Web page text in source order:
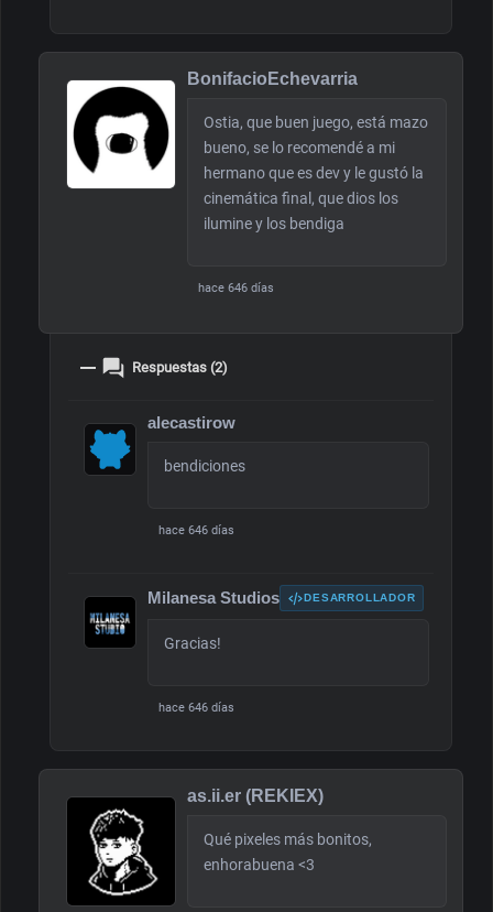
BonifacioEchevarria
Ostia, que buen juego, está mazo
bueno, se lo recomendé a mi
hermano que es dev y le gustó la
cinemática final, que dios los
ilumine y los bendiga
hace 646 días
Respuestas (2)
alecastirow
bendiciones
hace 646 días
Milanesa Studios DESARROLLADOR
Gracias!
hace 646 días
as.ii.er (REKIEX)
Qué pixeles más bonitos,
enhorabuena <3